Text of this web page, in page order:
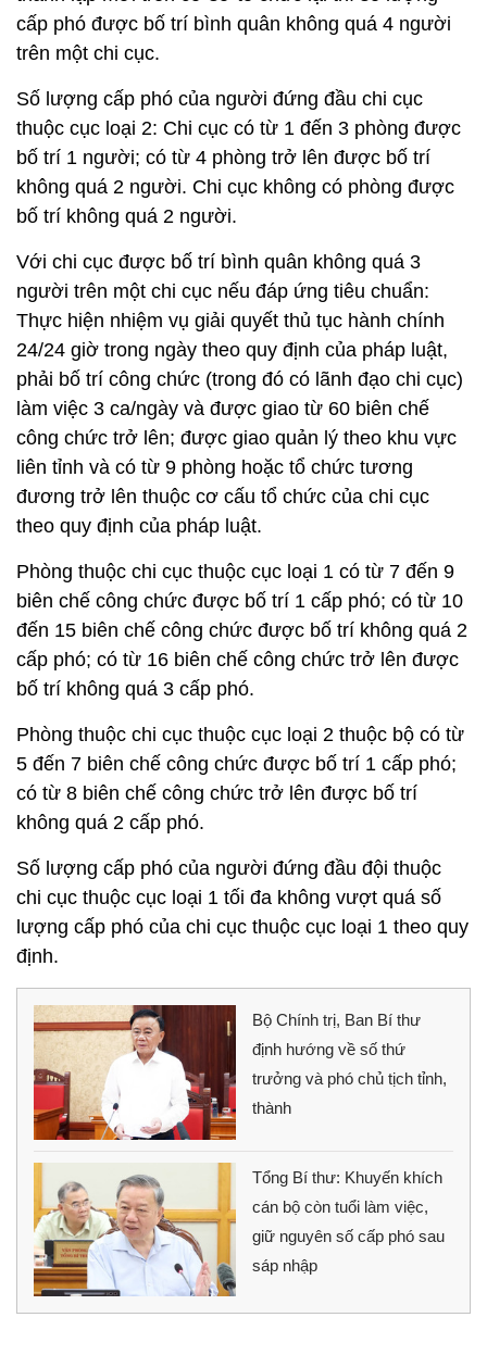
cấp phó được bố trí bình quân không quá 4 người
trên một chi cục.
Số lượng cấp phó của người đứng đầu chi cục
thuộc cục loại 2: Chi cục có từ 1 đến 3 phòng được
bố trí 1 người; có từ 4 phòng trở lên được bố trí
không quá 2 người. Chi cục không có phòng được
bố trí không quá 2 người.
Với chi cục được bố trí bình quân không quá 3
người trên một chi cục nếu đáp ứng tiêu chuẩn:
Thực hiện nhiệm vụ giải quyết thủ tục hành chính
24/24 giờ trong ngày theo quy định của pháp luật,
phải bố trí công chức (trong đó có lãnh đạo chi cục)
làm việc 3 ca/ngày và được giao từ 60 biên chế
công chức trở lên; được giao quản lý theo khu vực
liên tỉnh và có từ 9 phòng hoặc tổ chức tương
đương trở lên thuộc cơ cấu tổ chức của chi cục
theo quy định của pháp luật.
Phòng thuộc chi cục thuộc cục loại 1 có từ 7 đến 9
biên chế công chức được bố trí 1 cấp phó; có từ 10
đến 15 biên chế công chức được bố trí không quá 2
cấp phó; có từ 16 biên chế công chức trở lên được
bố trí không quá 3 cấp phó.
Phòng thuộc chi cục thuộc cục loại 2 thuộc bộ có từ
5 đến 7 biên chế công chức được bố trí 1 cấp phó;
có từ 8 biên chế công chức trở lên được bố trí
không quá 2 cấp phó.
Số lượng cấp phó của người đứng đầu đội thuộc
chi cục thuộc cục loại 1 tối đa không vượt quá số
lượng cấp phó của chi cục thuộc cục loại 1 theo quy
định.
Bộ Chính trị, Ban Bí thư
định hướng về số thứ
trưởng và phó chủ tịch tỉnh,
thành
Tổng Bí thư: Khuyến khích
cán bộ còn tuổi làm việc,
giữ nguyên số cấp phó sau
sáp nhập